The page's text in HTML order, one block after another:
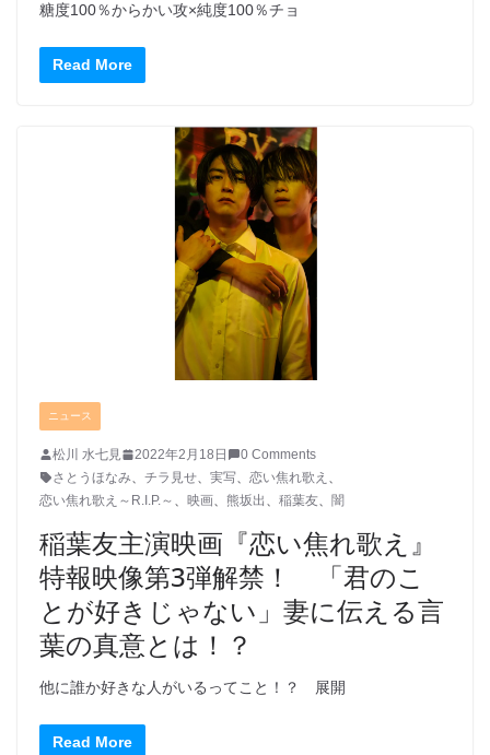
糖度100％からかい攻×純度100％チョ
Read More
ニュース
松川 水七見 2022年2月18日
0 Comments
さとうほなみ
チラ見せ 実写 恋い焦れ歌え
恋い焦れ歌え～R.I.P.～
映画 熊坂出 稲葉友 闇
稲葉友主演映画『恋い焦れ歌え』
特報映像第3弾解禁！ 「君のこ
とが好きじゃない」妻に伝える言
葉の真意とは！？
他に誰か好きな人がいるってこと！？ 展開
Read More